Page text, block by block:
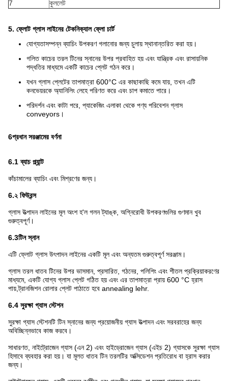
7 কুললেট
5. ফ্লোট গ্লাস লাইনের টেকনিক্যাল ফ্লো চার্ট
যোগ্যতাসম্পন্ন ব্যাচিং উপকরণ গলানোর জন্য চুলায় স্থানান্তরিত করা হয়।
গলিত কাচের তরল টিনের স্নানের উপর প্রবাহিত হয় এবং যান্ত্রিক এবং রাসায়নিক
পদ্ধতির মাধ্যমে একটি কাচের প্লেট গঠন করে।
যখন গ্লাস প্লেটের তাপমাত্রা 600°C এর কাছাকাছি কমে যায়, তখন এটি
কনভেয়রকে অ্যানিলিং লেহে পরিণত করে এবং চাপ কমাতে পারে।
পরিদর্শন এবং কাটা পরে, প্যাকেজিং এলাকা থেকে পণ্য পরিবেশন গ্লাস
conveyors।
6প্রধান সরঞ্জামের বর্ণনা
6.1 ব্যাচ প্ল্যান্ট
কাঁচামালের ব্যাচিং এবং মিশ্রণের জন্য।
6.২ ফিউরন্স
গ্লাস উত্পাদন লাইনের মূল অংশ হ'ল গলন ট্যাঙ্ক, অগ্নিরোধী উপকরণগুলির গুণমান খুব
গুরুত্বপূর্ণ।
6.3টিন স্নান
এটি ফ্লোট গ্লাস উৎপাদন লাইনের একটি মূল এবং অন্যতম গুরুত্বপূর্ণ সরঞ্জাম।
গ্লাস তরল ধাতব টিনের উপর ভাসমান, প্রসারিত, গঠনের, পলিশিং এবং শীতল প্রক্রিয়াকরণের
মাধ্যমে, একটি যোগ্য গ্লাস প্লেট গঠিত হয় এবং এর তাপমাত্রা প্রায় 600 °C হ্রাস
পায়,ট্রানজিশন রোলার প্লেট পাঠাতে হবে annealing lehr.
6.4 সুরক্ষা গ্যাস স্টেশন
সুরক্ষা গ্যাস স্টেশনটি টিন স্নানের জন্য প্রয়োজনীয় গ্যাস উত্পাদন এবং সরবরাহের জন্য
অবিচ্ছিন্নভাবে কাজ করবে।
সাধারণত, নাইট্রোজেন গ্যাস (এন 2) এবং হাইড্রোজেন গ্যাস (এইচ 2) গ্যাসকে সুরক্ষা গ্যাস
হিসাবে ব্যবহার করা হয়। যা মূলত ধাতব টিন তরলটির অক্সিডেশন প্রতিরোধ বা হ্রাস করার
জন্য।